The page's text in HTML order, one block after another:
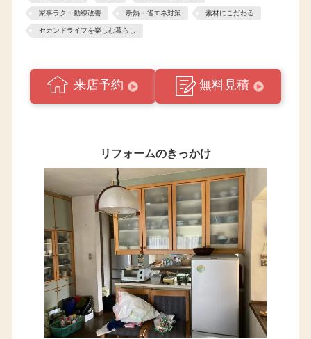
家事ラク・動線改善 断熱・省エネ対策 素材にこだわる
セカンドライフを楽しむ暮らし
来店予約 無料見積
リフォームのきっかけ